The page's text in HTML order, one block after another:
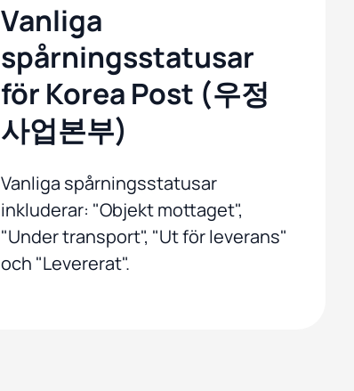
Vanliga
spårningsstatusar
för Korea Post (우정
사업본부)
Vanliga spårningsstatusar
inkluderar: "Objekt mottaget",
"Under transport", "Ut för leverans"
och "Levererat".